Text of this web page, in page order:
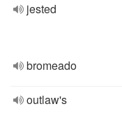
jested
bromeado
outlaw's